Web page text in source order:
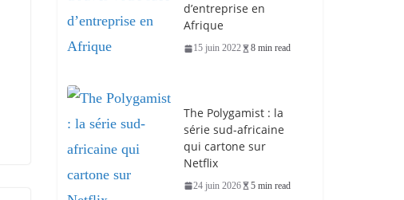
d’entreprise en
Afrique
15 juin 2022 8 min read
The Polygamist : la
série sud-africaine
qui cartone sur
Netflix
24 juin 2026 5 min read